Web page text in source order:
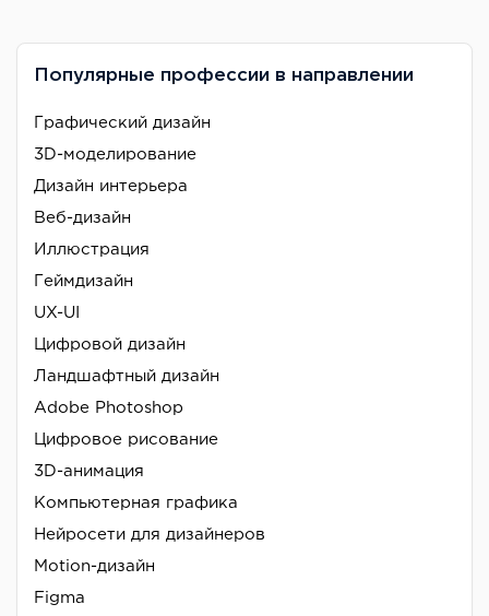
Популярные профессии в направлении
Графический дизайн
3D-моделирование
Дизайн интерьера
Веб-дизайн
Иллюстрация
Геймдизайн
UX-UI
Цифровой дизайн
Ландшафтный дизайн
Adobe Photoshop
Цифровое рисование
3D-анимация
Компьютерная графика
Нейросети для дизайнеров
Motion-дизайн
Figma